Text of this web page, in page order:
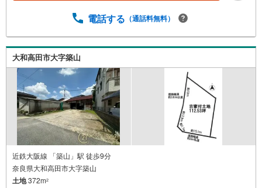
ます。「資料をもらう」「見学予約をする」からエントリ
問い合わせください。-----------------------------
電話する （通話料無料）
大和高田市大字築山
近鉄大阪線 「築山」駅 徒歩9分
奈良県大和高田市大字築山
土地372m2